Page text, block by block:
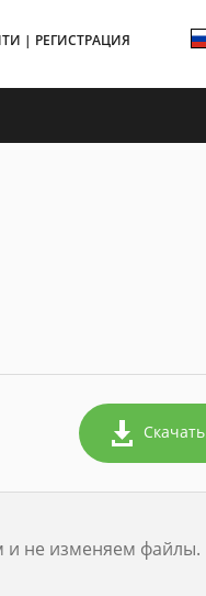
| РЕГИСТРАЦИЯ
Скачать
и не изменяем файлы.